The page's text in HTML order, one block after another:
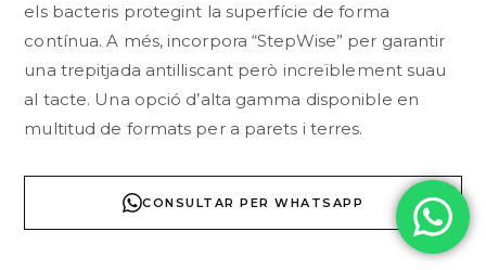
els bacteris protegint la superfície de forma
contínua. A més, incorpora “StepWise” per garantir
una trepitjada antilliscant però increïblement suau
al tacte. Una opció d’alta gamma disponible en
multitud de formats per a parets i terres.
CONSULTAR PER WHATSAPP